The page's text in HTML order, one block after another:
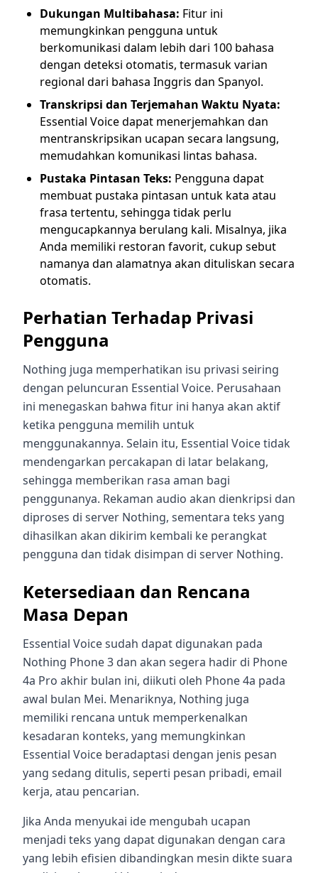
Dukungan Multibahasa: Fitur ini
memungkinkan pengguna untuk
berkomunikasi dalam lebih dari 100 bahasa
dengan deteksi otomatis, termasuk varian
regional dari bahasa Inggris dan Spanyol.
Transkripsi dan Terjemahan Waktu Nyata:
Essential Voice dapat menerjemahkan dan
mentranskripsikan ucapan secara langsung,
memudahkan komunikasi lintas bahasa.
Pustaka Pintasan Teks: Pengguna dapat
membuat pustaka pintasan untuk kata atau
frasa tertentu, sehingga tidak perlu
mengucapkannya berulang kali. Misalnya, jika
Anda memiliki restoran favorit, cukup sebut
namanya dan alamatnya akan dituliskan secara
otomatis.
Perhatian Terhadap Privasi
Pengguna
Nothing juga memperhatikan isu privasi seiring
dengan peluncuran Essential Voice. Perusahaan
ini menegaskan bahwa fitur ini hanya akan aktif
ketika pengguna memilih untuk
menggunakannya. Selain itu, Essential Voice tidak
mendengarkan percakapan di latar belakang,
sehingga memberikan rasa aman bagi
penggunanya. Rekaman audio akan dienkripsi dan
diproses di server Nothing, sementara teks yang
dihasilkan akan dikirim kembali ke perangkat
pengguna dan tidak disimpan di server Nothing.
Ketersediaan dan Rencana
Masa Depan
Essential Voice sudah dapat digunakan pada
Nothing Phone 3 dan akan segera hadir di Phone
4a Pro akhir bulan ini, diikuti oleh Phone 4a pada
awal bulan Mei. Menariknya, Nothing juga
memiliki rencana untuk memperkenalkan
kesadaran konteks, yang memungkinkan
Essential Voice beradaptasi dengan jenis pesan
yang sedang ditulis, seperti pesan pribadi, email
kerja, atau pencarian.
Jika Anda menyukai ide mengubah ucapan
menjadi teks yang dapat digunakan dengan cara
yang lebih efisien dibandingkan mesin dikte suara